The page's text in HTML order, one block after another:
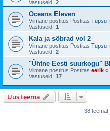
Vastuseid: 2
Oceans Eleven
Viimane postitus Postitas Tupsu
Vastuseid: 1
Kala ja sõbrad vol 2
Viimane postitus Postitas Tupsu
Vastuseid: 2
"Ühtne Eesti suurkogu"
Viimane postitus Postitas eerik «
Vastuseid: 17
Uus teema
38 teemat